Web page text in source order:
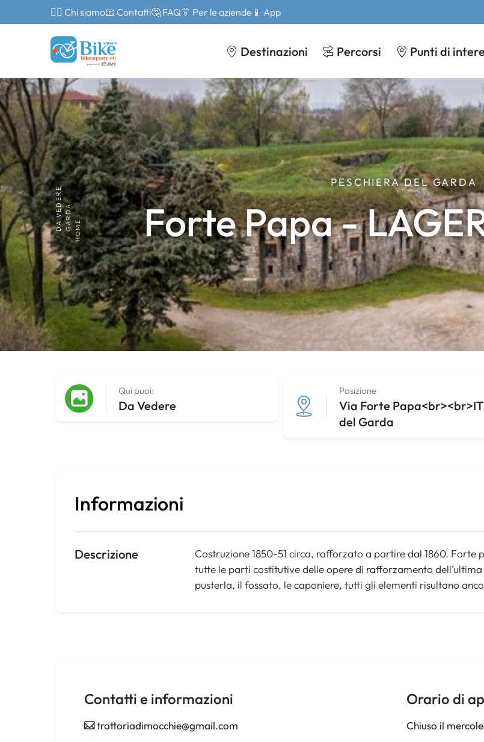
🙎‍♂️ Chi siamo📧 Contatti🤔 FAQ👔 Per le aziende 📱 App
Destinazioni Percorsi Punti di
PESCHIERA DEL GARDA
Forte Papa -
HOME
GARDA
DA VEDERE
Qui puoi:
Da Vedere
Posizione
Via Forte Papa<br><br>IT
del Garda
Informazioni
Descrizione
Costruzione 1850-51 circa, rafforzato a partire dal 1860. Forte
tutte le parti costitutive delle opere di rafforzamento
pusterla, il fossato, le caponiere, tutti gli elementi risultano
Contatti e informazioni
trattoriadimocchie@gmail.com
Orario di
Chiuso il